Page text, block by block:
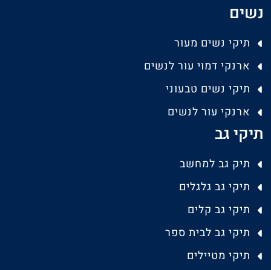
נשים
תיקי נשים מעור
ארנקי דמוי עור לנשים
תיקי נשים טבעוני
ארנקי עור לנשים
תיקי גב
תיק גב למחשב
תיקי גב גלגלים
תיקי גב קלים
תיקי גב לבית ספר
תיקי מטיילים